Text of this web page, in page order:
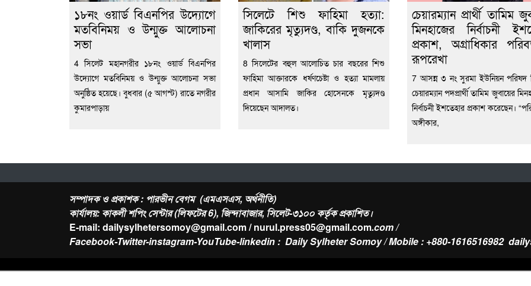
১৮নং ওয়ার্ড বিএনপির উদ্যোগে
মতবিনিময় ও উন্মুক্ত আলোচনা
সভা
4 সিলেট মহানগরীর ১৮নং ওয়ার্ড বিএনপির
উদ্যোগে মতবিনিময় ও উন্মুক্ত আলোচনা সভা
অনুষ্ঠিত হয়েছে। বুধবার (৫ আগস্ট) রাতে নগরীর
কুমারপাড়ায়
সিলেটে শিশু ফাহিমা হত্যা:
জাকিরের মৃত্যুদণ্ড, বাকি দুজনকে
খালাস
8 সিলেটের বহুল আলোচিত চার বছরের শিশু
ফাহিমা আক্তারকে ধর্ষণচেষ্টা ও হত্যা মামলায়
প্রধান আসামি জাকির হোসেনকে মৃত্যুদণ্ড
দিয়েছেন আদালত।
চেয়ারম্যান প্রার্থী তামিম
মিনহাজের নির্বাচনী
প্রকাশ, অগ্রাধিকার
রূপরেখা
7 আসন্ন ৩ নং সুরমা ইউনিয়ন পরিষদ
চেয়ারম্যান পদপ্রার্থী তামিম জুবায়ের
নির্বাচনী ইশতেহার প্রকাশ করেছেন।
অঙ্গীকার,
সম্পাদক ও প্রকাশক : পারভীন বেগম (এমএসএস, অর্থনীতি)
কার্যালয়: কাকলী শপিং সেন্টার (লিফটের 6), জিন্দাবাজার, সিলেট-৩১০০ কর্তৃক প্রকাশিত।
E-mail: dailysylhetersomoy@gmail.com / nurul.press05@gmail.com.com /
Facebook-Twitter-instagram-YouTube-linkedin : Daily Sylheter Somoy / Mobile : +880-1616516982
About Us Contact-Privacy Policy